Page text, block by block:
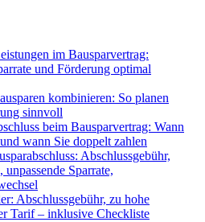
im Bausparvertrag:
und Förderung optimal
kombinieren: So planen
sinnvoll
beim Bausparvertrag: Wann
wann Sie doppelt zahlen
Abschlussgebühr,
Sparrate,
Abschlussgebühr, zu hohe
Tarif – inklusive Checkliste